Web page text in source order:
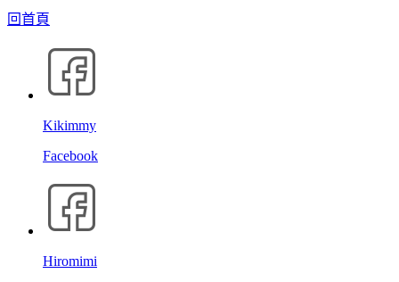
回首頁
Kikimmy
Facebook
Hiromimi